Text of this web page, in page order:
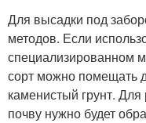
Для высадки под
методов. Если
специализированном
сорт можно помещать
каменистый грунт.
почву нужно будет